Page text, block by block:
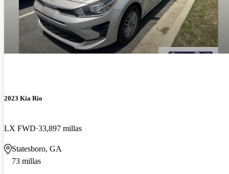
2023 Kia Rio
LX FWD 33,897 millas
Statesboro, GA
73 millas